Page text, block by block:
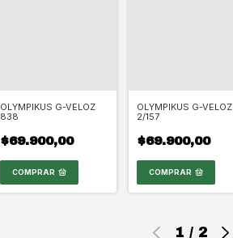
OLYMPIKUS G-VELOZ
838
$69.900,00
COMPRAR
OLYMPIKUS G-VELOZ
2/157
$69.900,00
COMPRAR
1 / 2